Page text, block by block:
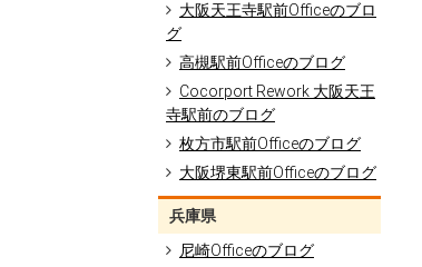
大阪天王寺駅前Officeのブロ
グ
高槻駅前Officeのブログ
Cocorport Rework 大阪天王
寺駅前のブログ
枚方市駅前Officeのブログ
大阪堺東駅前Officeのブログ
兵庫県
尼崎Officeのブログ